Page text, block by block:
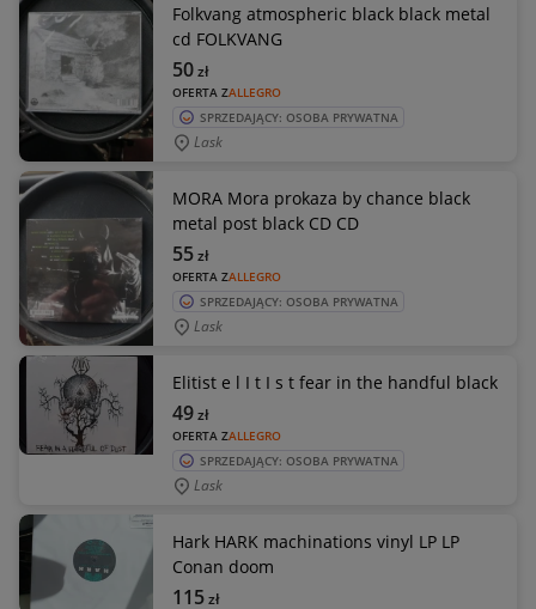
Folkvang atmospheric black black metal
cd FOLKVANG
OFERTA ZALLEGRO
50zł
SPRZEDAJĄCY: OSOBA PRYWATNA
Lask
MORA Mora prokaza by chance black
metal post black CD CD
OFERTA ZALLEGRO
55zł
SPRZEDAJĄCY: OSOBA PRYWATNA
Lask
Elitist e l I t I s t fear in the handful black
OFERTA ZALLEGRO
49zł
SPRZEDAJĄCY: OSOBA PRYWATNA
Lask
Hark HARK machinations vinyl LP LP
Conan doom
115zł